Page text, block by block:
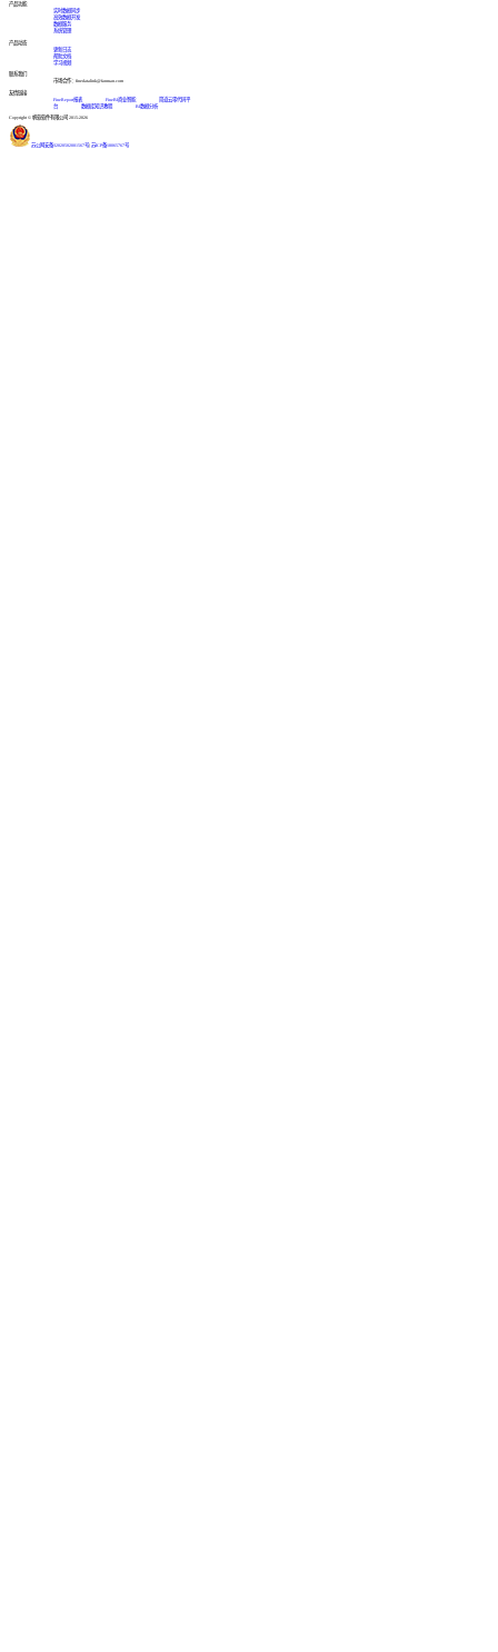
产品功能
实时数据同步
高效数据开发
数据服务
系统管理
产品动态
更新日志
帮助文档
学习视频
联系我们
市场合作：finedatalink@fanruan.com
友情链接
FineReport报表
FineBI商业智能
简道云零代码平
台
数据库知识教程 BI数据分析
Copyright © 帆软软件有限公司 2015-2026
苏公网安备32020502001567号 苏ICP备18065767号